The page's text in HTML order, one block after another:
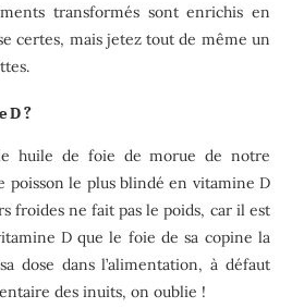
transformés sont enrichis en
certes, mais jetez tout de même un
D ?
huile de foie de morue de notre
poisson le plus blindé en vitamine D
froides ne fait pas le poids, car il est
D que le foie de sa copine la
dose dans l’alimentation, à défaut
des inuits, on oublie !